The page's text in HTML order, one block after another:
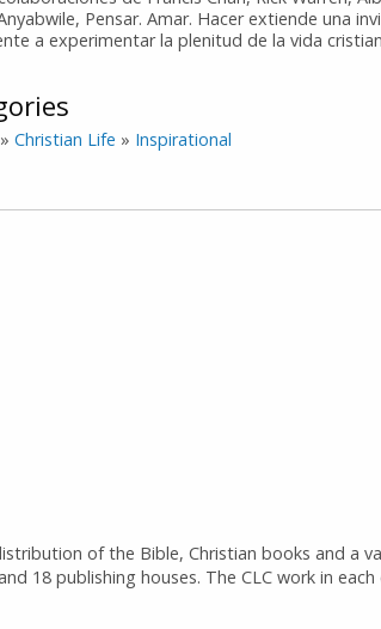
Pensar. Amar. Hacer extiende una
a experimentar la plenitud de la vida
»Christian Life » Inspirational
of the Bible, Christian books and a
18 publishing houses. The CLC work in